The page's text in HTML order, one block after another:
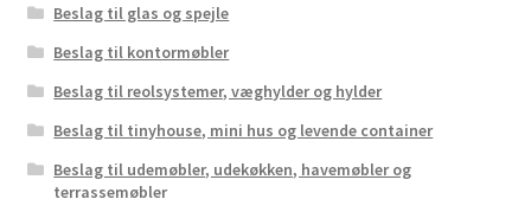
Beslag til glas og spejle
Beslag til kontormøbler
Beslag til reolsystemer, væghylder og hylder
Beslag til tinyhouse, mini hus og levende container
Beslag til udemøbler, udekøkken, havemøbler og
terrassemøbler